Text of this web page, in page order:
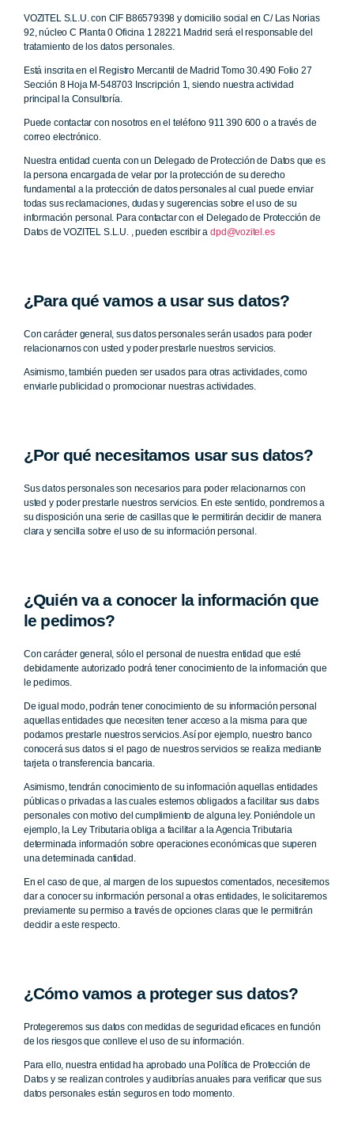
VOZITEL S.L.U. con CIF B86579398 y domicilio social en C/ Las Norias
92, núcleo C Planta 0 Oficina 1 28221 Madrid será el responsable del
tratamiento de los datos personales.
Está inscrita en el Registro Mercantil de Madrid Tomo 30.490 Folio 27
Sección 8 Hoja M-548703 Inscripción 1, siendo nuestra actividad
principal la Consultoría.
Puede contactar con nosotros en el teléfono 911 390 600 o a través de
correo electrónico.
Nuestra entidad cuenta con un Delegado de Protección de Datos que es
la persona encargada de velar por la protección de su derecho
fundamental a la protección de datos personales al cual puede enviar
todas sus reclamaciones, dudas y sugerencias sobre el uso de su
información personal. Para contactar con el Delegado de Protección de
Datos de VOZITEL S.L.U. , pueden escribir adpd@vozitel.es
¿Para qué vamos a usar sus datos?
Con carácter general, sus datos personales serán usados para poder
relacionarnos con usted y poder prestarle nuestros servicios.
Asimismo, también pueden ser usados para otras actividades, como
enviarle publicidad o promocionar nuestras actividades.
¿Por qué necesitamos usar sus datos?
Sus datos personales son necesarios para poder relacionarnos con
usted y poder prestarle nuestros servicios. En este sentido, pondremos a
su disposición una serie de casillas que le permitirán decidir de manera
clara y sencilla sobre el uso de su información personal.
¿Quién va a conocer la información que
le pedimos?
Con carácter general, sólo el personal de nuestra entidad que esté
debidamente autorizado podrá tener conocimiento de la información que
le pedimos.
De igual modo, podrán tener conocimiento de su información personal
aquellas entidades que necesiten tener acceso a la misma para que
podamos prestarle nuestros servicios. Así por ejemplo, nuestro banco
conocerá sus datos si el pago de nuestros servicios se realiza mediante
tarjeta o transferencia bancaria.
Asimismo, tendrán conocimiento de su información aquellas entidades
públicas o privadas a las cuales estemos obligados a facilitar sus datos
personales con motivo del cumplimiento de alguna ley. Poniéndole un
ejemplo, la Ley Tributaria obliga a facilitar a la Agencia Tributaria
determinada información sobre operaciones económicas que superen
una determinada cantidad.
En el caso de que, al margen de los supuestos comentados, necesitemos
dar a conocer su información personal a otras entidades, le solicitaremos
previamente su permiso a través de opciones claras que le permitirán
decidir a este respecto.
¿Cómo vamos a proteger sus datos?
Protegeremos sus datos con medidas de seguridad eficaces en función
de los riesgos que conlleve el uso de su información.
Para ello, nuestra entidad ha aprobado una Política de Protección de
Datos y se realizan controles y auditorías anuales para verificar que sus
datos personales están seguros en todo momento.